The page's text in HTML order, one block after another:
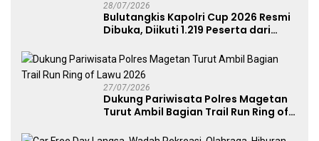
28/07/2026
Bulutangkis Kapolri Cup 2026 Resmi
Dibuka, Diikuti 1.219 Peserta dari
27/07/2026
Dukung Pariwisata Polres Magetan
Turut Ambil Bagian Trail Run Ring of